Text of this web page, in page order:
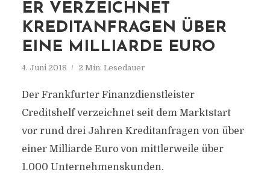
ER VERZEICHNET
KREDITANFRAGEN ÜBER
EINE MILLIARDE EURO
4. Juni 2018 2 Min. Lesedauer
Der Frankfurter Finanzdienstleister
Creditshelf verzeichnet seit dem Marktstart
vor rund drei Jahren Kreditanfragen von über
einer Milliarde Euro von mittlerweile über
1.000 Unternehmenskunden.